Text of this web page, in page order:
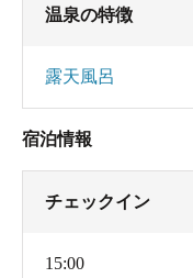
温泉の特徴
露天風呂
宿泊情報
チェックイン
15:00